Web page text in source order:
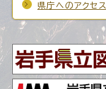
県庁へのアクセス